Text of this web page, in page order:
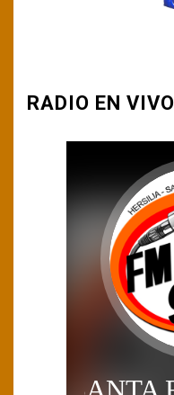
RADIO EN VIVO